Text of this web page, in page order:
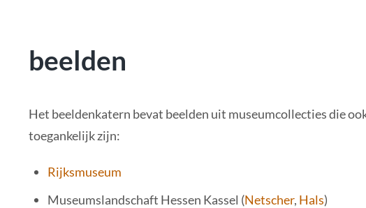
beelden
Het beeldenkatern bevat beelden uit museumcollecties die
toegankelijk zijn:
Rijksmuseum
Museumslandschaft Hessen Kassel (Netscher, Hals)